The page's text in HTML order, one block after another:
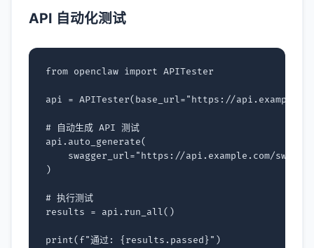
API 自动化测试
from openclaw import APITester
api = APITester( base_url="https://
# 自动生成 API 测试
api . auto_generate(
swagger_url="https://api.example.com/
)
# 执行测试
results
= api . run_all()
print( f"通过: { results . passed }" )